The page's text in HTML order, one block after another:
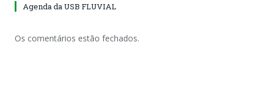
Agenda da USB FLUVIAL
Os comentários estão fechados.